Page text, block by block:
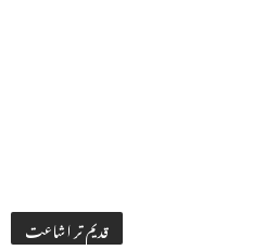
قدیم تر اشاعت